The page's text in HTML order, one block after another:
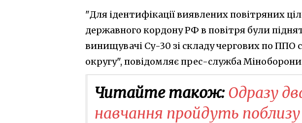
"Для ідентифікації виявлених повітряних
державного кордону РФ в повітря були
винищувачі Су-30 зі складу чергових по ППО
округу", повідомляє прес-служба Міноборони
Читайте також: Одразу
навчання пройдуть поблизу